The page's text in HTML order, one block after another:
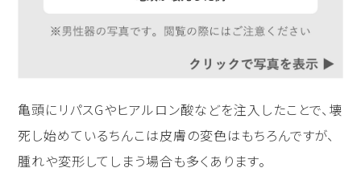
亀頭にリパスGやヒアルロン酸などを注入したことで、壊
死し始めているちんこは皮膚の変色はもちろんですが、
腫れや変形してしまう場合も多くあります。